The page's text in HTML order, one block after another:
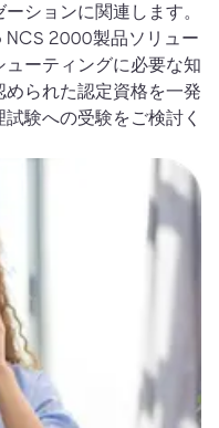
ションに関連します。
NCS 2000製品ソリュー
ーティングに必要な知
られた認定資格を一発
験への受験をご検討く